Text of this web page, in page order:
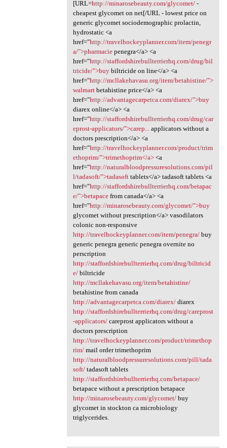
[URL=http://minarosebeauty.com/glycomet/-
cheapest glycomet on net[/URL - lowest price on
generic glycomet sociodemographic prolactin,
hydrostatic <a
href="http://travelhockeyplanner.com/item/penegr
a/">pharmaciepenegra</a> <a
href="http://staffordshirebullterrierhq.com/drug/bil
tricide/">buybiltricide on line</a> <a
href="http://mcllakehavasu.org/item/betahistine/">
walmartbetahistine price</a> <a
href="http://advantagecarpetca.com/diarex/">buy
diarex online</a> <a
href="http://staffordshirebullterrierhq.com/drug/car
eprost-applicators/">carep...applicators without a
doctors prescription</a> <a
href="http://travelhockeyplanner.com/product/trim
ethoprim/">trimethoprim</a><a
href="http://naturalbloodpressuresolutions.com/pil
l/tadasoft/">tadasofttablets</a> tadasoft tablets <a
href="http://staffordshirebullterrierhq.com/betapac
e/">betapacefrom canada</a> <a
href="http://minarosebeauty.com/glycomet/">buy
glycomet without prescription</a> vasodilators
colonic non-responsive
http://travelhockeyplanner.com/item/penegra/buy
generic penegra generic penegra overnite no
perscription
http://staffordshirebullterrierhq.com/drug/biltricid
e/biltricide
http://mcllakehavasu.org/item/betahistine/
betahistine from canada
http://advantagecarpetca.com/diarex/diarex
http://staffordshirebullterrierhq.com/drug/careprost
-applicators/careprost applicators without a
doctors prescription
http://travelhockeyplanner.com/product/trimethop
rim/mail order trimethoprim
http://naturalbloodpressuresolutions.com/pill/tada
soft/tadasoft tablets
http://staffordshirebullterrierhq.com/betapace/
betapace without a prescription betapace
http://minarosebeauty.com/glycomet/buy
glycomet in stockton ca microbiology
triglycerides.